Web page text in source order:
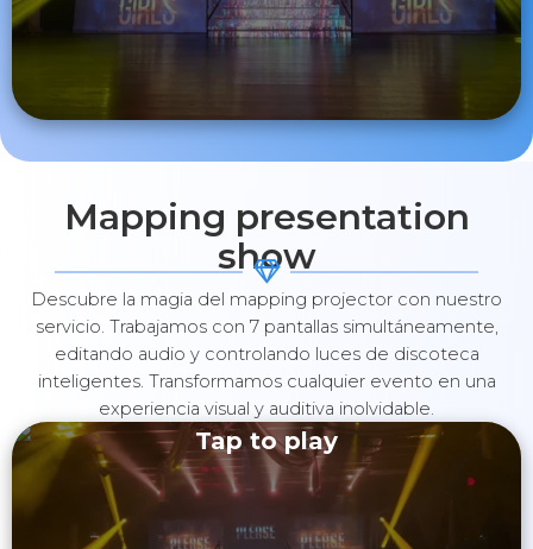
Mapping presentation
show
Descubre la magia del mapping projector con nuestro
servicio. Trabajamos con 7 pantallas simultáneamente,
editando audio y controlando luces de discoteca
inteligentes. Transformamos cualquier evento en una
experiencia visual y auditiva inolvidable.
Tap to play